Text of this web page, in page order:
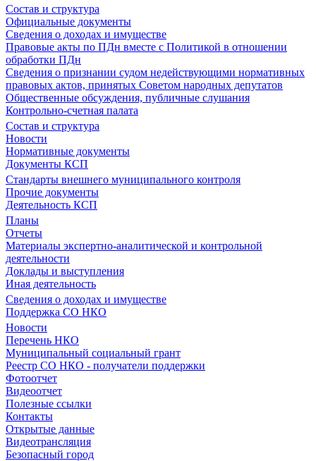
Состав и структура
Официальные документы
Сведения о доходах и имуществе
Правовые акты по ПДн вместе с Политикой в отношении
обработки ПДн
Сведения о признании судом недействующими нормативных
правовых актов, принятых Советом народных депутатов
Общественные обсуждения, публичные слушания
Контрольно-счетная палата
Состав и структура
Новости
Нормативные документы
Документы КСП
Стандарты внешнего муниципального контроля
Прочие документы
Деятельность КСП
Планы
Отчеты
Материалы экспертно-аналитической и контрольной
деятельности
Доклады и выступления
Иная деятельность
Сведения о доходах и имуществе
Поддержка СО НКО
Новости
Перечень НКО
Муниципальный социальный грант
Реестр СО НКО - получатели поддержки
Фотоотчет
Видеоотчет
Полезные ссылки
Контакты
Открытые данные
Видеотрансляция
Безопасный город